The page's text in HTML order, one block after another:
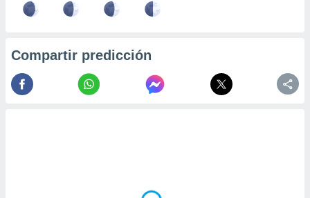
Compartir predicción